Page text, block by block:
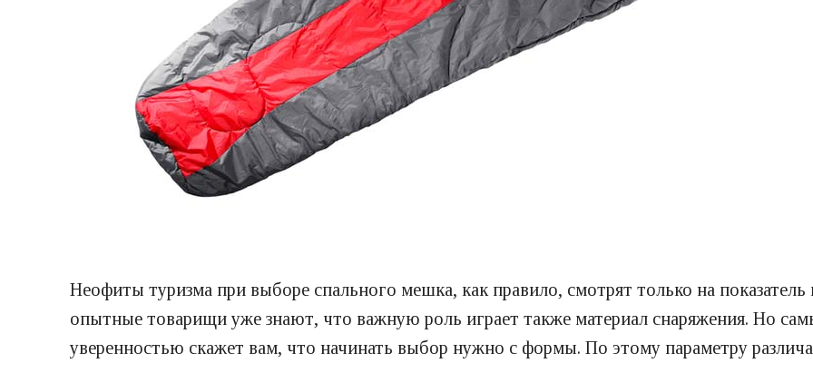
Неофиты туризма при выборе спального мешка, как правило, смотрят только на
опытные товарищи уже знают, что важную роль играет также материал снаряжения. Но
уверенностью скажет вам, что начинать выбор нужно с формы. По этому параметру